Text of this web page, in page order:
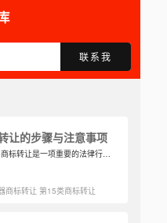
联系我
让的步骤与注意事项
在商标领域，商标转让是一项重要的法律行为，它代表着商标权的转移。对于乐器行业的企业或个人而言，乐器商标的转让同样至关重要。那么，乐器商标如何转让呢？本文将为您详细解答。
商标转让 第15类商标转让